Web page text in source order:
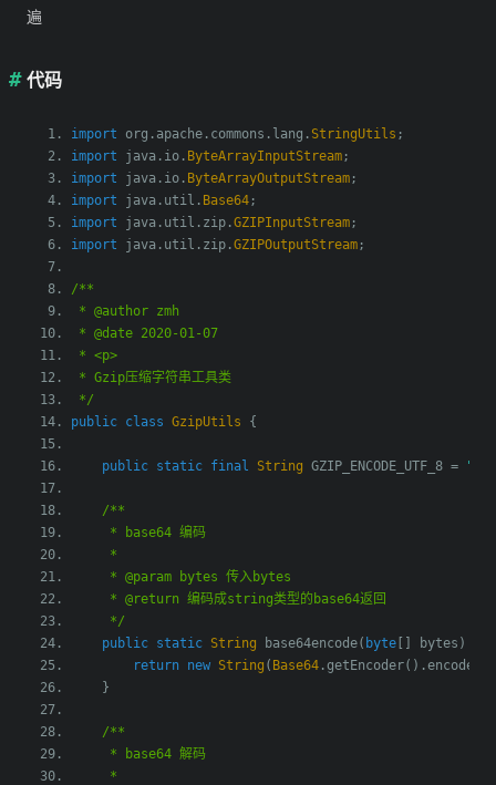
遍
代码
import org . apache . commons . lang . StringUtils ;
import java . io . ByteArrayInputStream ;
import java . io . ByteArrayOutputStream ;
import java . util . Base64 ;
import java . util . zip .GZIPInputStream ;
import java . util . zip .GZIPOutputStream ;
/**
* @author zmh
* @date 2020-01-07
* <p>
* Gzip压缩字符串工具类
*/
public class GzipUtils {
public static final String GZIP_ENCODE_UTF_8 =
/**
     * base64 编码
     *
     * @param bytes 传入bytes
     * @return 编码成string类型的base64返回
     */
public static String base64encode( byte [] bytes )
return new String ( Base64 .getEncoder().encode
}
/**
     * base64 解码
     *